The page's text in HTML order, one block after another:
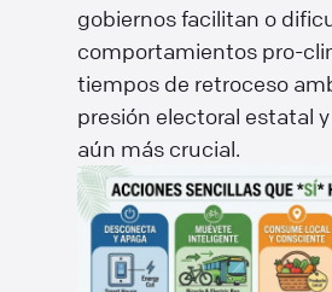
gobiernos facilitan o
comportamientos pro-
tiempos de retroceso
presión electoral estatal
aún más crucial.